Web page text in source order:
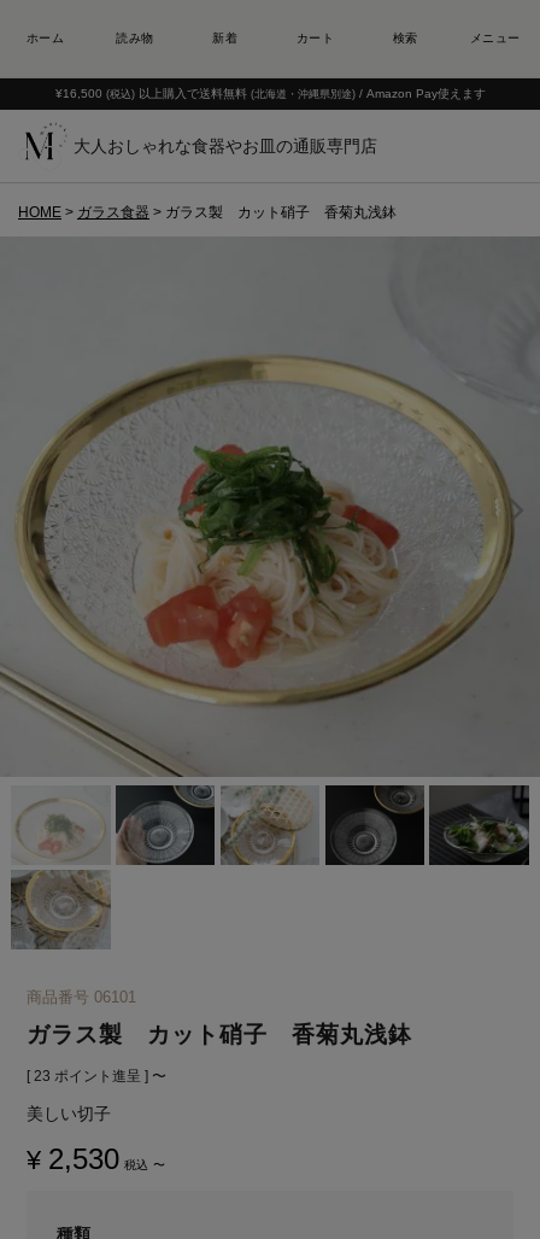
¥16,500 (税込) 以上購入で送料無料 (北海道・沖縄県別途) / Amazon Pay使えます
大人おしゃれな食器やお皿の通販専門店
HOME ガラス食器 ガラス製 カット硝子 香菊丸浅鉢
商品番号 06101
ガラス製 カット硝子 香菊丸浅鉢
[ 23 ポイント進呈 ] 〜
美しい切子
¥ 2,530 税込 〜
種類